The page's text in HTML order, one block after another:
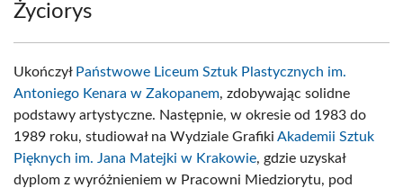
Życiorys
Ukończył Państwowe Liceum Sztuk Plastycznych im.
Antoniego Kenara w Zakopanem, zdobywając solidne
podstawy artystyczne. Następnie, w okresie od 1983 do
1989 roku, studiował na Wydziale Grafiki Akademii Sztuk
Pięknych im. Jana Matejki w Krakowie, gdzie uzyskał
dyplom z wyróżnieniem w Pracowni Miedziorytu, pod